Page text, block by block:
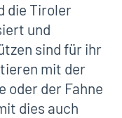
die Tiroler
und
sind für ihr
mit der
oder der Fahne
dies auch